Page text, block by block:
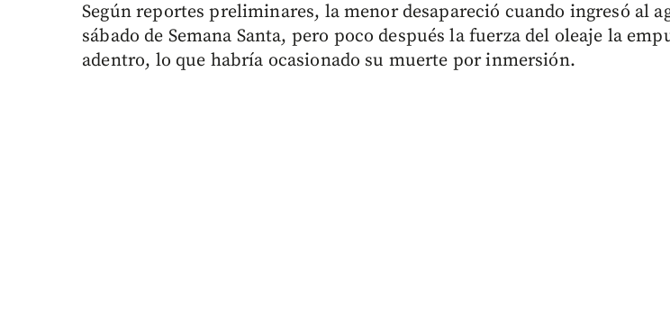
Según reportes preliminares, la menor desapareció cuando ingresó al
sábado de Semana Santa, pero poco después la fuerza del oleaje la
adentro, lo que habría ocasionado su muerte por inmersión.